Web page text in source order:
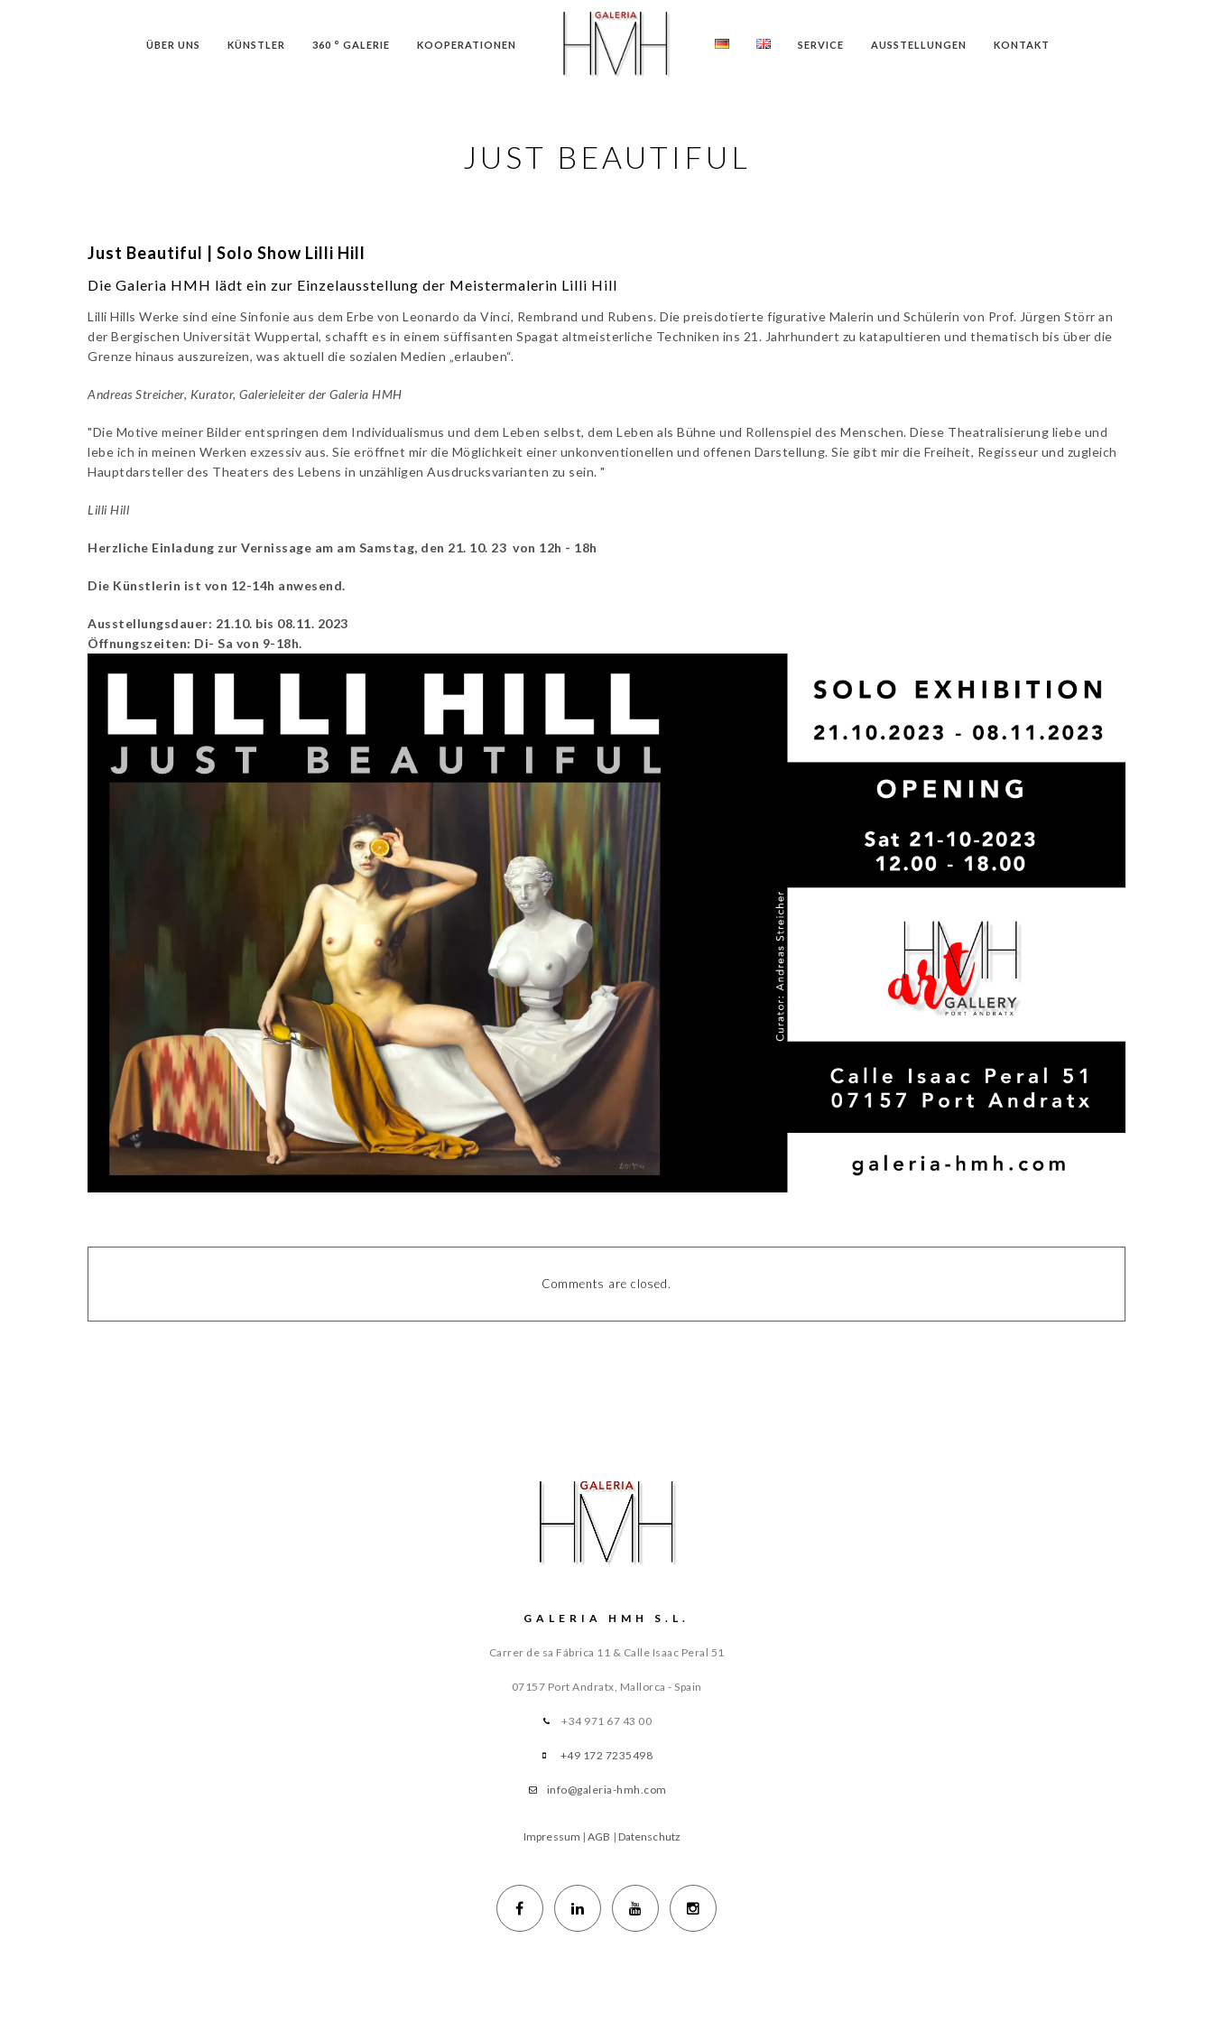
ÜBER UNS KÜNSTLER 360 ° GALERIE KOOPERATIONEN SERVICE AUSSTELLUNGEN KONTAKT
JUST BEAUTIFUL
Just Beautiful | Solo Show Lilli Hill
Die Galeria HMH lädt ein zur Einzelausstellung der Meistermalerin Lilli Hill
Lilli Hills Werke sind eine Sinfonie aus dem Erbe von Leonardo da Vinci, Rembrand und Rubens. Die preisdotierte figurative Malerin und Schülerin von Prof. Jürgen Störr an
der Bergischen Universität Wuppertal, schafft es in einem süffisanten Spagat altmeisterliche Techniken ins 21. Jahrhundert zu katapultieren und thematisch bis über die
Grenze hinaus auszureizen, was aktuell die sozialen Medien „erlauben“.
Andreas Streicher, Kurator, Galerieleiter der Galeria HMH
"Die Motive meiner Bilder entspringen dem Individualismus und dem Leben selbst, dem Leben als Bühne und Rollenspiel des Menschen. Diese Theatralisierung liebe und
lebe ich in meinen Werken exzessiv aus. Sie eröffnet mir die Möglichkeit einer unkonventionellen und offenen Darstellung. Sie gibt mir die Freiheit, Regisseur und zugleich
Hauptdarsteller des Theaters des Lebens in unzähligen Ausdrucksvarianten zu sein. "
Lilli Hill
Herzliche Einladung zur Vernissage am am Samstag, den 21. 10. 23 von 12h - 18h
Die Künstlerin ist von 12-14h anwesend.
Ausstellungsdauer: 21.10. bis 08.11. 2023
Öffnungszeiten: Di- Sa von 9-18h.
Comments are closed.
GALERIA HMH S.L.
Carrer de sa Fábrica 11 & Calle Isaac Peral 51
07157 Port Andratx, Mallorca - Spain
+34 971 67 43 00
+49 172 7235498
info@galeria-hmh.com
Impressum |AGB | Datenschutz